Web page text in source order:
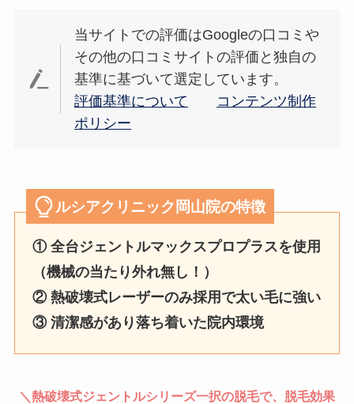
当サイトでの評価はGoogleの口コミや
その他の口コミサイトの評価と独自の
基準に基づいて選定しています。
評価基準について
コンテンツ制作
ポリシー
ルシアクリニック岡山院の特徴
① 全台ジェントルマックスプロプラスを使用
（機械の当たり外れ無し！）
② 熱破壊式レーザーのみ採用で太い毛に強い
③ 清潔感があり落ち着いた院内環境
＼ 熱破壊式ジェントルシリーズ一択の脱毛で、脱毛効果